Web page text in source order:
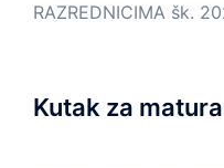
RAZREDNICIMA šk.
Kutak za